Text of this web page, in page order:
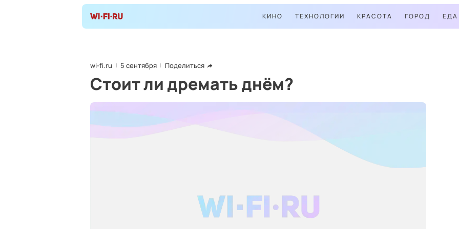
КИНО ТЕХНОЛОГИИ КРАСОТА ГОРОД ЕДА
wi-fi.ru 5 сентября Поделиться
Стоит ли дремать днём?